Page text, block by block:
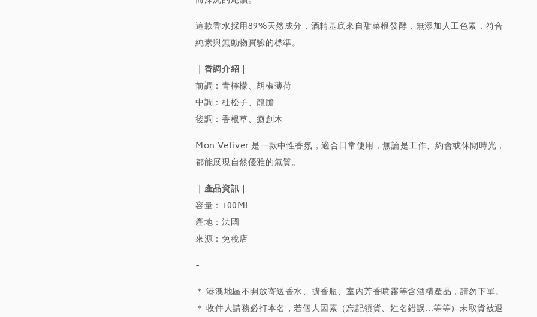
這款香水採用89%天然成分，酒精基底來自甜菜根發酵，無添加人工色素，符合
純素與無動物實驗的標準。
｜香調介紹｜
前調：青檸檬、胡椒薄荷
中調：杜松子、龍膽
後調：香根草、癒創木
Mon Vetiver 是一款中性香氛，適合日常使用，無論是工作、約會或休閒時光，
都能展現自然優雅的氣質。
｜產品資訊｜
容量：100ML
產地：法國
來源：免稅店
-
＊ 港澳地區不開放寄送香水、擴香瓶、室內芳香噴霧等含酒精產品，請勿下單。
＊ 收件人請務必打本名，若個人因素（忘記領貨、姓名錯誤...等等）未取貨被退